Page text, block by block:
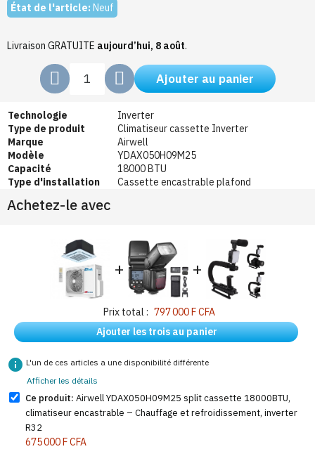
État de l'article: Neuf
Livraison GRATUITE aujourd’hui, 8 août.
Ajouter au panier
Technologie
Inverter
Type de produit
Climatiseur cassette Inverter
Marque
Airwell
Modèle
YDAX050H09M25
Capacité
18000 BTU
Type d'installation
Cassette encastrable plafond
Achetez-le avec
+ +
Prix total : 797 000 F CFA
Ajouter les trois au panier
info L'un de ces articles a une disponibilité différente
Afficher les détails
Ce produit: Airwell YDAX050H09M25 split cassette 18000BTU,
climatiseur encastrable – Chauffage et refroidissement, inverter
R32
675 000 F CFA